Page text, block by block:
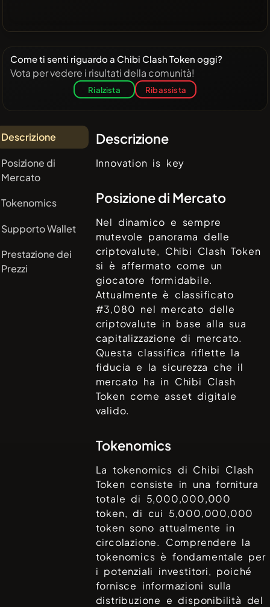
Come ti senti riguardo a Chibi Clash Token oggi?
Vota per vedere i risultati della comunità!
Rialzista Ribassista
Descrizione
Posizione di
Mercato
Tokenomics
Supporto Wallet
Prestazione dei
Prezzi
Descrizione
Innovation is key
Posizione di Mercato
Nel dinamico e sempre
mutevole panorama delle
criptovalute, Chibi Clash Token
si è affermato come un
giocatore formidabile.
Attualmente è classificato
#3,080 nel mercato delle
criptovalute in base alla sua
capitalizzazione di mercato.
Questa classifica riflette la
fiducia e la sicurezza che il
mercato ha in Chibi Clash
Token come asset digitale
valido.
Tokenomics
La tokenomics di Chibi Clash
Token consiste in una fornitura
totale di 5,000,000,000
token, di cui 5,000,000,000
token sono attualmente in
circolazione. Comprendere la
tokenomics è fondamentale per
i potenziali investitori, poiché
fornisce informazioni sulla
distribuzione e disponibilità del